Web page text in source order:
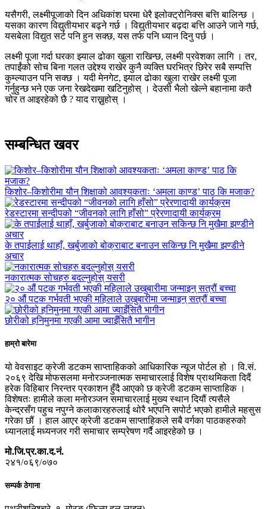
यसैगरी, लक्ष्मीपूजाको दिन अधिकांश घरमा धेरै इलोक्ट्रोनिक्स बत्ति बालिन्छ ।
यसका कारण विद्युतीयभार बढ्ने गर्छ । विद्युतीयभार बढ्दा बत्ति आउने जाने गर्छ,
यसबेला विद्युत सर्ट पनि हुन सक्छ, यस तर्फ पनि ध्यान दिनु पर्छ ।
लक्ष्मी पूजा गर्दा घरका झ्याल ढोका खुला राखिन्छ, लक्ष्मी प्रवेशका लागि । तर,
तपाईंको सोच बिना गलत उद्देश्य राखेर कुनै व्यक्ति घरभित्र छिरेर सबै सम्पत्ति
कुम्ल्याउन पनि सक्छ । यदी मेनगेट, झ्याल ढोका खुला राखेर लक्ष्मी पूजा
गर्नुहुन्छ भने एक जना रेखदेखमा खटिनुहोस् । देउसी भैलो खेल्ने बहानामा कतै
चोर त आइरहेको छै ? याद राख्नुहोस् ।
सम्बन्धित खवर
किशोर–किशोरीमा यौन शिक्षाको आवश्यकताः ‘अमला काण्ड’ पाठ कि मजाक?
रेडस्टारमा सन्दीपको “जीवनको लागि हाँसो” प्रेरणादायी कार्यक्रम
के तपाईलाई थाहाँ, खर्बुजाको बोक्राबाट बनाउन सकिन्छ नि मुखैमा झण्डीने
अचार
नकारात्मक सोचहरु बदल्नुहोस् यसरी
२० औं पटक गर्भवती भएकी महिलाले उखुबारीमा जन्माइन् सत्रौं बच्चा
छोरीको हनिमुनमा गएकी आमा ज्वाइँसितै भागीन
हाम्रो बारेमा
यो वेवसाइट क्रेजी डटकम साप्ताहिकको आधिकारिक न्यूज पोर्टल हो । वि.सं.
२०६९ देखि मोफसलमा मनोरञ्जनात्मक समाचारलाई विशेष प्राथमिकता दिदैं
हरेक विहिबार निरन्तर प्रकाशन हुँदै आएको छ क्रेजी डटकम साप्ताहिक ।
विशेषतः हामीले कला मनोरञ्जन समाचारलाई मुख्य स्थान दियौं त्यसैले
केन्द्रसँग पहुच नपुग्ने कलाकारहरुलाई थोरै भएपनि सपोर्ट भएको हामीले महसुस
गरेका छौं । हाल आएर क्रेजी डटकम साप्ताहिकले सबै वर्गका पाठकहरुको
ध्यानलाई मध्यनजर गरी समाचार सम्प्रेषण गर्दै आइरहेको छ ।
मो.जि.प्र.का.द.नं.
२४१/०६९/०७०
सम्पर्क ठेगाना